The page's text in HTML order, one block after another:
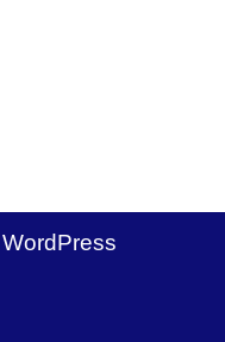
WordPress